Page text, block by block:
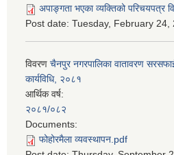
अपाङ्गता भएका व्यक्तिको परिचयपत्र
Post date: Tuesday, February 24,
विवरण चैनपुर नगरपालिका वातावरण
कार्यविधि, २०८१
आर्थिक वर्ष:
२०८१/०८२
Documents:
फोहोरमैला व्यवस्थापन.pdf